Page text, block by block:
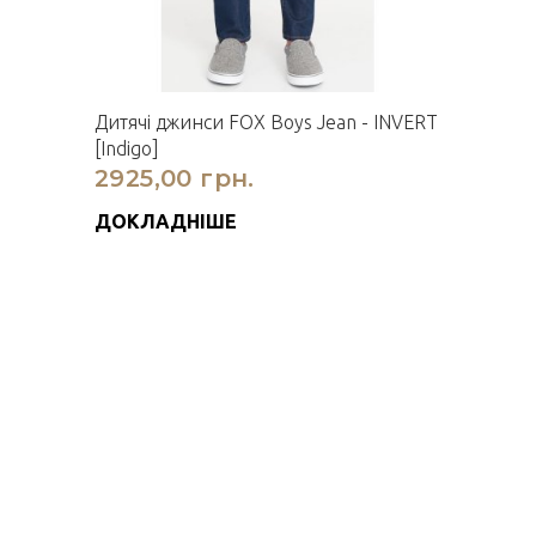
Дитячi джинси FOX Boys Jean - INVERT
[Indigo]
2925,00 грн.
ДОКЛАДНІШЕ